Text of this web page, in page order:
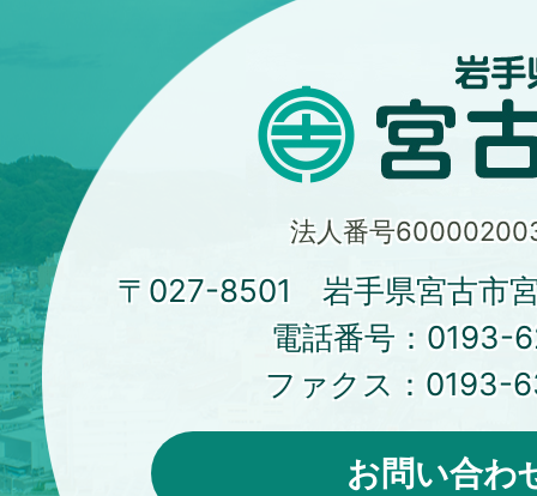
法人番号
〒027-8501 岩手県宮古市
電話番号： 0193-
ファクス： 0193-
お問い合わ